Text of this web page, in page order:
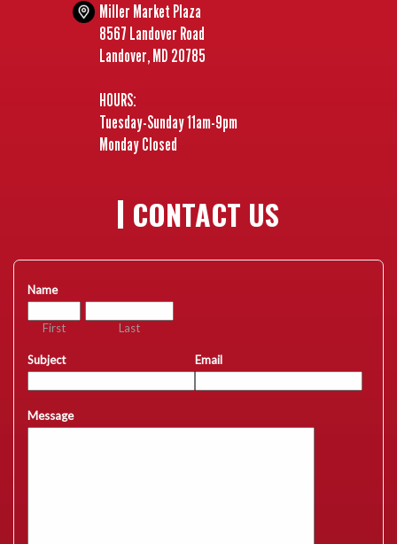
Miller Market Plaza
8567 Landover Road
Landover, MD 20785
HOURS:
Tuesday-Sunday 11am-9pm
Monday Closed
CONTACT US